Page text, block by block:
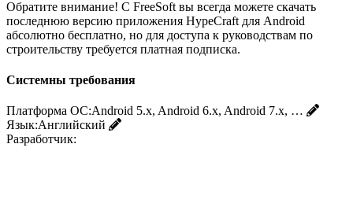
Обратите внимание! С FreeSoft вы всегда можете скачать
последнюю версию приложения HypeCraft для Android
абсолютно бесплатно, но для доступа к руководствам по
строительству требуется платная подписка.
Системны требования
Платформа ОС:Android 5.x, Android 6.x, Android 7.x, …
Язык:Английский
Разработчик: